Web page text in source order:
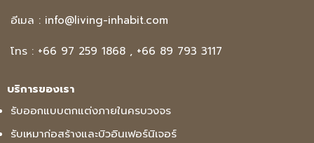
อีเมล : info@living-inhabit.com
โทร : +66 97 259 1868 , +66 89 793 3117
ริการของเรา
รับออกแบบตกแต่งภายในครบวงจร
รับเหมาก่อสร้างและบิวอินเฟอร์นิเจอร์